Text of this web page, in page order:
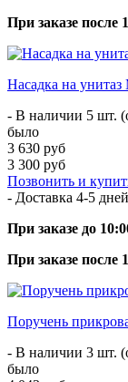
При заказе после
Насадка на унитаз
- В наличии 5 шт.
было
3 630 руб
3 300 руб
Позвонить и
- Доставка 4-5 дней
При заказе до
При заказе после
Поручень
- В наличии 3 шт.
было